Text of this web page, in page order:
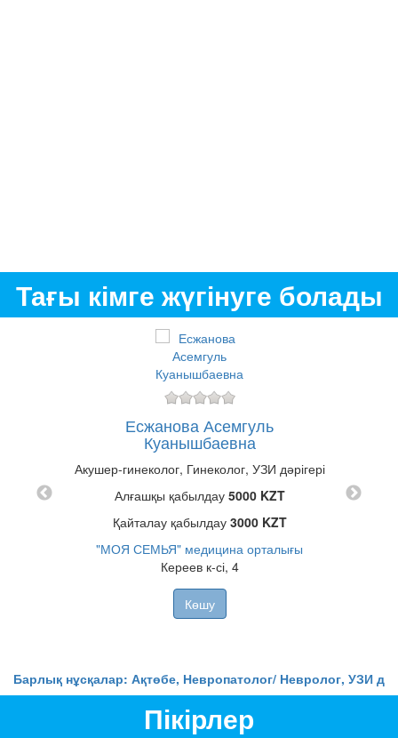
Тағы кімге жүгінуге болады
Есжанова Асемгуль
Куанышбаевна
Акушер-гинеколог, Гинеколог, УЗИ дәрігері
Алғашқы қабылдау 5000 KZT
Қайталау қабылдау 3000 KZT
"МОЯ СЕМЬЯ" медицина орталығы
Кереев к-сі, 4
Көшу
Барлық нұсқалар: Ақтөбе, Невропатолог/ Невролог, УЗИ
Пікірлер